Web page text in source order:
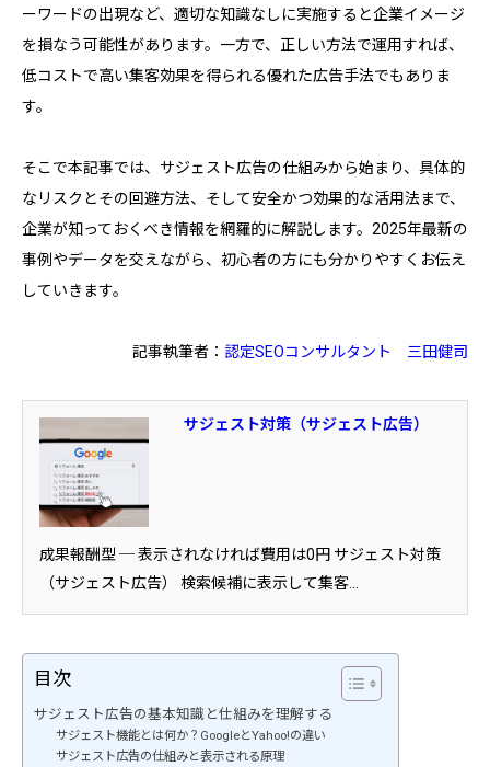
ーワードの出現など、適切な知識なしに実施すると企業イメージ
を損なう可能性があります。一方で、正しい方法で運用すれば、
低コストで高い集客効果を得られる優れた広告手法でもありま
す。
そこで本記事では、サジェスト広告の仕組みから始まり、具体的
なリスクとその回避方法、そして安全かつ効果的な活用法まで、
企業が知っておくべき情報を網羅的に解説します。2025年最新の
事例やデータを交えながら、初心者の方にも分かりやすくお伝え
していきます。
記事執筆者： 認定SEOコンサルタント 三田健司
サジェスト対策（サジェスト広告）
成果報酬型 ─ 表示されなければ費用は0円 サジェスト対策
（サジェスト広告） 検索候補に表示して集客...
目次
サジェスト広告の基本知識と仕組みを理解する
サジェスト機能とは何か？GoogleとYahoo!の違い
サジェスト広告の仕組みと表示される原理